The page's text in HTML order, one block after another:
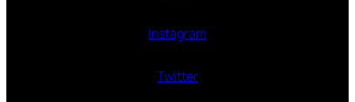
Instagram
Twitter